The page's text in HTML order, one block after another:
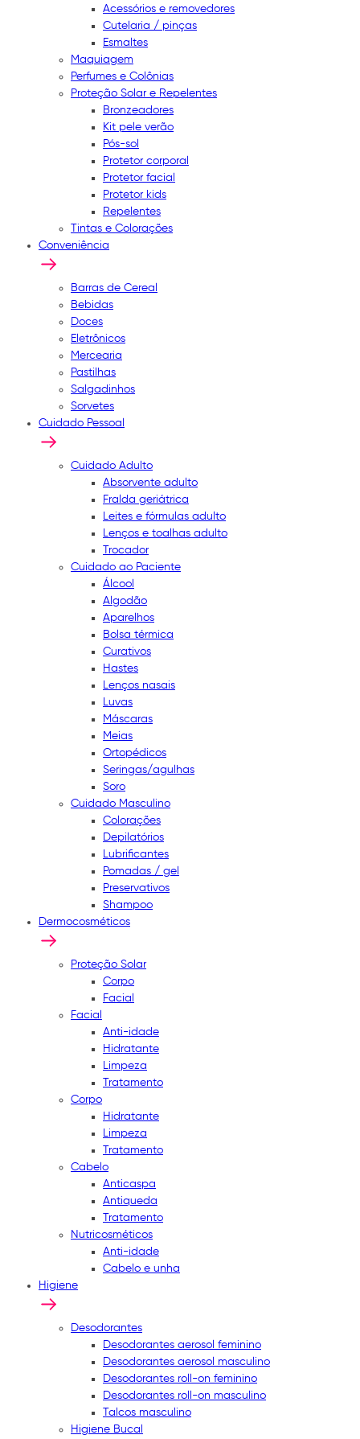
Acessórios e removedores
Cutelaria / pinças
Esmaltes
Maquiagem
Perfumes e Colônias
Proteção Solar e Repelentes
Bronzeadores
Kit pele verão
Pós-sol
Protetor corporal
Protetor facial
Protetor kids
Repelentes
Tintas e Colorações
Conveniência
Barras de Cereal
Bebidas
Doces
Eletrônicos
Mercearia
Pastilhas
Salgadinhos
Sorvetes
Cuidado Pessoal
Cuidado Adulto
Absorvente adulto
Fralda geriátrica
Leites e fórmulas adulto
Lenços e toalhas adulto
Trocador
Cuidado ao Paciente
Álcool
Algodão
Aparelhos
Bolsa térmica
Curativos
Hastes
Lenços nasais
Luvas
Máscaras
Meias
Ortopédicos
Seringas/agulhas
Soro
Cuidado Masculino
Colorações
Depilatórios
Lubrificantes
Pomadas / gel
Preservativos
Shampoo
Dermocosméticos
Proteção Solar
Corpo
Facial
Facial
Anti-idade
Hidratante
Limpeza
Tratamento
Corpo
Hidratante
Limpeza
Tratamento
Cabelo
Anticaspa
Antiqueda
Tratamento
Nutricosméticos
Anti-idade
Cabelo e unha
Higiene
Desodorantes
Desodorantes aerosol feminino
Desodorantes aerosol masculino
Desodorantes roll-on feminino
Desodorantes roll-on masculino
Talcos masculino
Higiene Bucal